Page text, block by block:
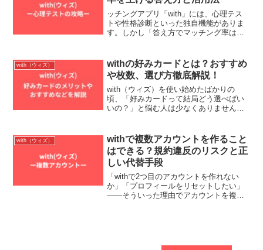
ッチングアプリ「with」には、心理テス
トや性格診断といった独自機能がありま
す。しかし「答え方でマッチング率は変
は、withの心理テストの仕組みと攻略法
を徹底解説します。...
with（ウィズ）
withの好みカードとは？おすすめ
や枚数、選び方徹底解説！
with（ウィズ）を使い始めたばかりの
頃、「好みカードって結局どう選べばい
いの？」と悩む人は少なくありません。
いがちです。この記事では 好みカードの
しくみ・選択のポイン...
with（ウィズ）
withで複数アカウントを作ること
はできる？規約違反のリスクと正
しい代替手段
「withで2つ目のアカウントを作れない
か」「プロフィールをリセットしたい」
——そういった理由でアカウントを複数